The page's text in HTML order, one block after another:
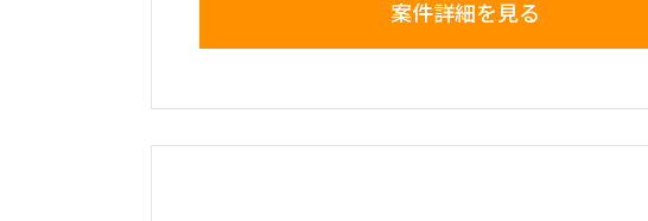
・UATおよび運用テストのフォロー
・運用開始に向けた支援業務全般
案件詳細を見る